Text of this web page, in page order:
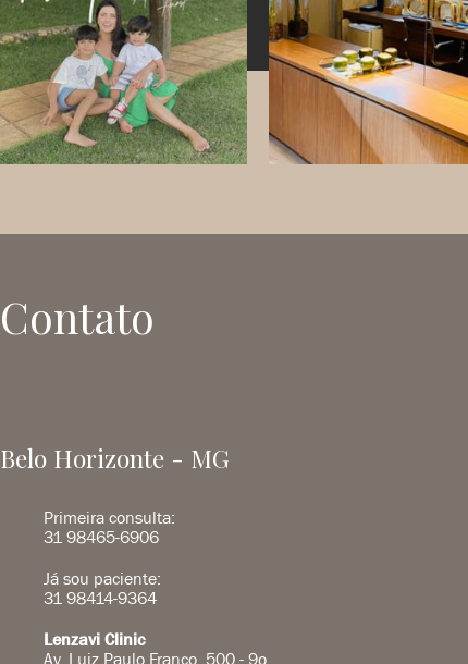
Contato
Belo Horizonte - MG
Primeira consulta:
31 98465-6906
Já sou paciente:
31 98414-9364
Lenzavi Clinic
Av. Luiz Paulo Franco, 500 - 9o